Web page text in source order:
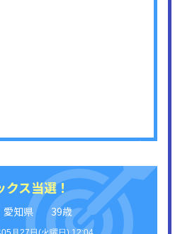
クス当選！
愛知県 39歳